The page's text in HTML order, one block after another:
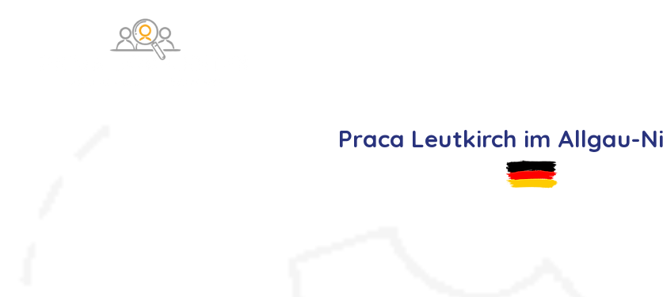
Praca Leutkirch im Allgau-